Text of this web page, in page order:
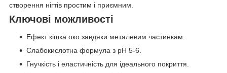
створення нігтів простим і приємним.
Ключові можливості
Ефект кішка око завдяки металевим частинкам.
Слабокислотна формула з pH 5-6.
Гнучкість і еластичність для ідеального покриття.